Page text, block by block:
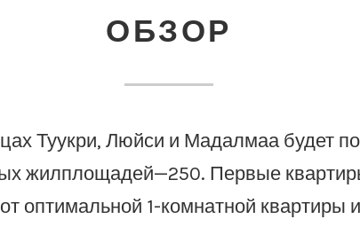
ОБЗОР
Туукри, Люйси и Мадалмаа будет
жилплощадей—250. Первые
оптимальной 1-комнатной квартиры